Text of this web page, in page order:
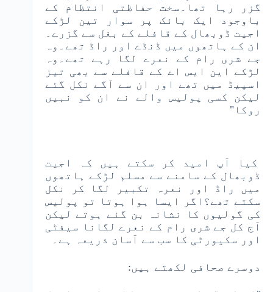
گزر رہا تھا۔سخت حفاظتی انتظام کے
باوجود ایک بائک پر سوار تین لڑکے
اجیت ڈوبھال کے قافلے کے بغل سے گزرے۔
ان کے ہاتھوں میں ڈنڈے اور راڈ تھے۔وہ
جے شری رام کے نعرے لگا رہے تھے۔وہ
لڑکے این ایس اے کے قافلے سے بھی تیز
اسپیڈ میں تھے اور ان سے آگے نکل گئے
لیکن کسی پولیس والے نے ان کو نہیں
روکا"
کیا آپ امید کر سکتے ہیں کہ اجیت
ڈوبھال کے سامنے سے مسلم لڑکے ہاتھوں
میں راڈ اور نعرہ تکبیر لگا کر نکل
سکتے تھے؟اگر ایسا ہوا ہوتا تو پولیس
کی گولیوں کا نشانہ بن گئے ہوتے لیکن
آج کل جے شری رام کے نعرے لگانا سیفٹی
اور سکیورٹی کا سب سے آسان ذریعہ ہے۔
دوسرے صحافی لکھتے ہیں: